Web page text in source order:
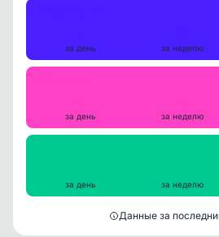
за день за неделю
за день за неделю
за день за неделю
Данные за